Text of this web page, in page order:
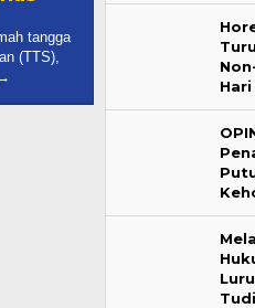
tangga
(TTS),
Hari